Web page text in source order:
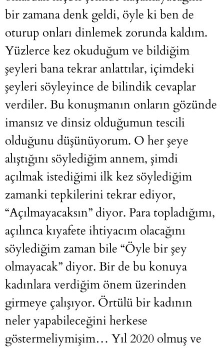
bir zamana denk geldi, öyle ki ben de
oturup onları dinlemek zorunda kaldım.
Yüzlerce kez okuduğum ve bildiğim
şeyleri bana tekrar anlattılar, içimdeki
şeyleri söyleyince de bilindik cevaplar
verdiler. Bu konuşmanın onların gözünde
imansız ve dinsiz olduğumun tescili
olduğunu düşünüyorum. O her şeye
alıştığını söylediğim annem, şimdi
açılmak istediğimi ilk kez söylediğim
zamanki tepkilerini tekrar ediyor,
“Açılmayacaksın” diyor. Para topladığımı,
açılınca kıyafete ihtiyacım olacağını
söylediğim zaman bile “Öyle bir şey
olmayacak” diyor. Bir de bu konuya
kadınlara verdiğim önem üzerinden
girmeye çalışıyor. Örtülü bir kadının
neler yapabileceğini herkese
göstermeliymişim… Yıl 2020 olmuş ve